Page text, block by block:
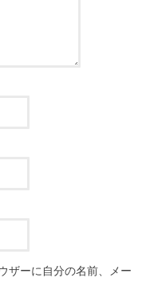
ザーに自分の名前、メー